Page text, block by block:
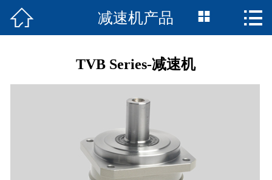
首页
精品案例
在线留言
 减速机产品  
TVB Series-减速机